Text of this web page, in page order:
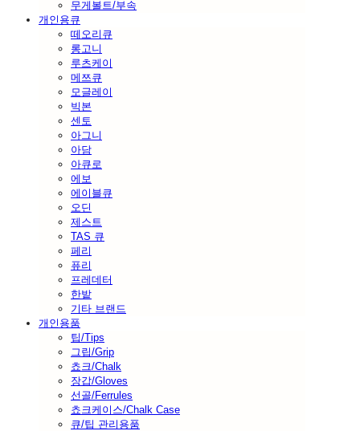
무게볼트/부속
개인용큐
떼오리큐
롱고니
루츠케이
메쯔큐
모글레이
빅본
센토
아그니
아담
아큐로
에보
에이블큐
오딘
제스트
TAS 큐
페리
퓨리
프레데터
한밭
기타 브랜드
개인용품
팁/Tips
그립/Grip
쵸크/Chalk
장갑/Gloves
선골/Ferrules
쵸크케이스/Chalk Case
큐/팁 관리용품